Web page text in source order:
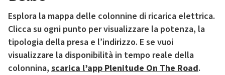
Esplora la mappa delle colonnine di ricarica elettrica.
Clicca su ogni punto per visualizzare la potenza, la
tipologia della presa e l’indirizzo. E se vuoi
visualizzare la disponibilità in tempo reale della
colonnina, scarica l’app Plenitude On The Road.